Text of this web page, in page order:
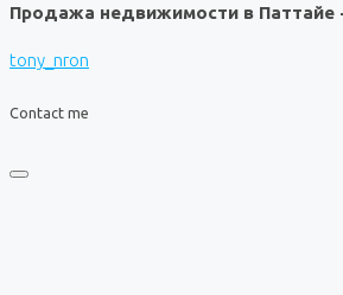
Продажа недвижимости в Паттайе
tony_nron
Contact me